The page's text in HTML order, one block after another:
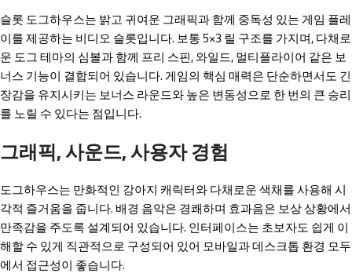
슬롯 도그하우스는 밝고 귀여운 그래픽과 함께 중독성 있는 게임 플레
이를 제공하는 비디오 슬롯입니다. 보통 5×3 릴 구조를 가지며, 다채로
운 도그 테마의 심볼과 함께 프리 스핀, 와일드, 멀티플라이어 같은 보
너스 기능이 결합되어 있습니다. 게임의 핵심 매력은 단순하면서도 긴
장감을 유지시키는 보너스 라운드와 높은 변동성으로 한 번의 큰 승리
를 노릴 수 있다는 점입니다.
그래픽, 사운드, 사용자 경험
도그하우스는 만화적인 강아지 캐릭터와 다채로운 색채를 사용해 시
각적 즐거움을 줍니다. 배경 음악은 경쾌하며 효과음은 보상 상황에서
만족감을 주도록 설계되어 있습니다. 인터페이스는 초보자도 쉽게 이
해할 수 있게 직관적으로 구성되어 있어 모바일과 데스크톱 환경 모두
에서 접근성이 좋습니다.